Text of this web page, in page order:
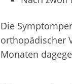
Die
orthopädischer
Monaten